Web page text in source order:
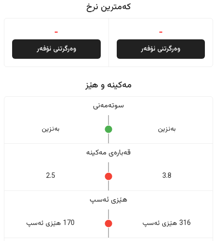
کەمترین نرخ
-
وەرگرتنی ئۆفەر
-
وەرگرتنی ئۆفەر
مەکینە و هێز
سوتەمەنی
بەنزین بەنزین
قەبارەی مەکینە
3.8
2.5
هێزی ئەسپ
316 هێزی ئەسپ 170 هێزی ئەسپ